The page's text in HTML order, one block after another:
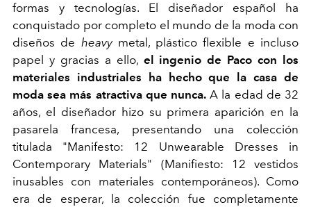
formas y tecnologías. El diseñador español ha
conquistado por completo el mundo de la moda con
diseños de heavymetal, plástico flexible e incluso
papel y gracias a ello, el ingenio de Paco con los
materiales industriales ha hecho que la casa de
moda sea más atractiva que nunca. A la edad de 32
años, el diseñador hizo su primera aparición en la
pasarela francesa, presentando una colección
titulada "Manifesto: 12 Unwearable Dresses in
Contemporary Materials" (Manifiesto: 12 vestidos
inusables con materiales contemporáneos). Como
era de esperar, la colección fue completamente